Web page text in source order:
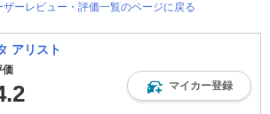
ザーレビュー・評価一覧のページに戻る
アリスト
価
マイカー登録